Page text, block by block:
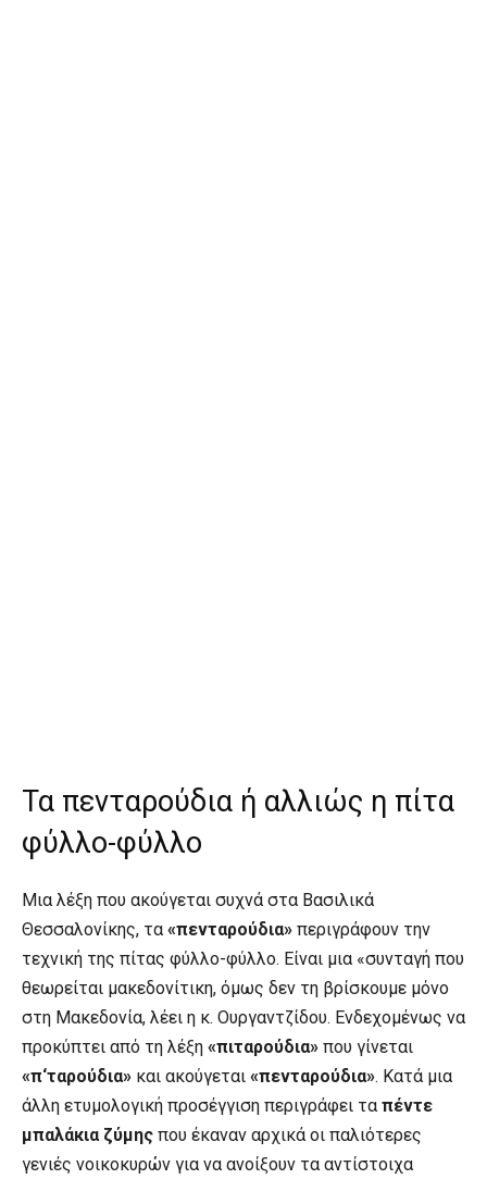
Τα πενταρούδια ή αλλιώς η πίτα
φύλλο-φύλλο
Μια λέξη που ακούγεται συχνά στα Βασιλικά
Θεσσαλονίκης, τα «πενταρούδια» περιγράφουν την
τεχνική της πίτας φύλλο-φύλλο. Είναι μια «συνταγή που
θεωρείται μακεδονίτικη, όμως δεν τη βρίσκουμε μόνο
στη Μακεδονία, λέει η κ. Ουργαντζίδου. Ενδεχομένως να
προκύπτει από τη λέξη «πιταρούδια» που γίνεται
«π‘ταρούδια» και ακούγεται «πενταρούδια». Κατά μια
άλλη ετυμολογική προσέγγιση περιγράφει τα πέντε
μπαλάκια ζύμης που έκαναν αρχικά οι παλιότερες
γενιές νοικοκυρών για να ανοίξουν τα αντίστοιχα